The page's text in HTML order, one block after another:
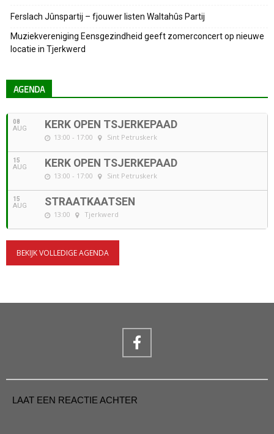
Ferslach Jûnspartij – fjouwer listen Waltahûs Partij
Muziekvereniging Eensgezindheid geeft zomerconcert op nieuwe
locatie in Tjerkwerd
AGENDA
08
AUG KERK OPEN TSJERKEPAAD
13:00 - 17:00 Sint Petruskerk
15
AUG KERK OPEN TSJERKEPAAD
13:00 - 17:00 Sint Petruskerk
15
AUG STRAATKAATSEN
13:00 Tjerkwerd
BEKIJK VOLLEDIGE AGENDA
LAAT EEN REACTIE ACHTER